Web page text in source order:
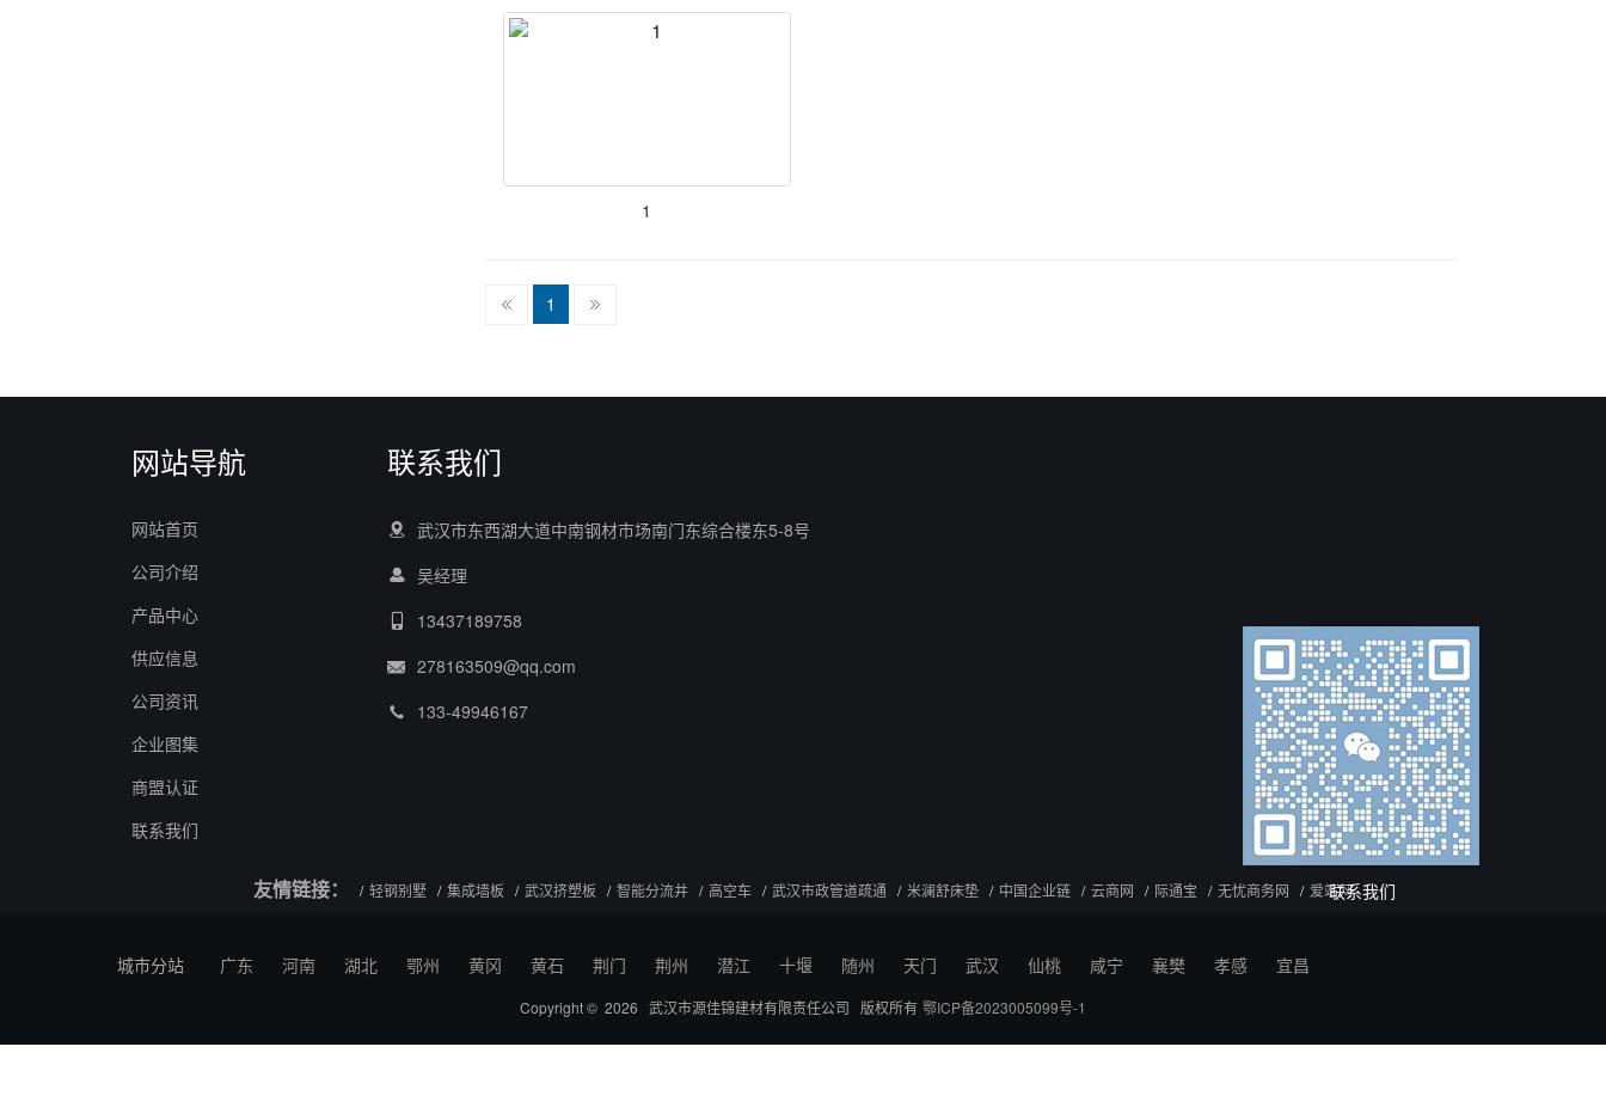
1
1
网站导航
网站首页
公司介绍
产品中心
供应信息
公司资讯
企业图集
商盟认证
联系我们
联系我们
武汉市东西湖大道中南钢材市场南门东综合楼东5-8号
吴经理
13437189758
278163509@qq.com
133-49946167
友情链接： 轻钢别墅 集成墙板 武汉挤塑板 智能分流井 高空车 武汉市政管道疏通 米澜舒床垫 中国企业链 云商网 际通宝 无忧商务网 爱站网
城市分站 广东 河南 湖北 鄂州 黄冈 黄石 荆门 荆州 潜江 十堰 随州 天门 武汉 仙桃 咸宁 襄樊 孝感 宜昌
Copyright © 2026 武汉市源佳锦建材有限责任公司 版权所有 鄂ICP备2023005099号-1
联系我们